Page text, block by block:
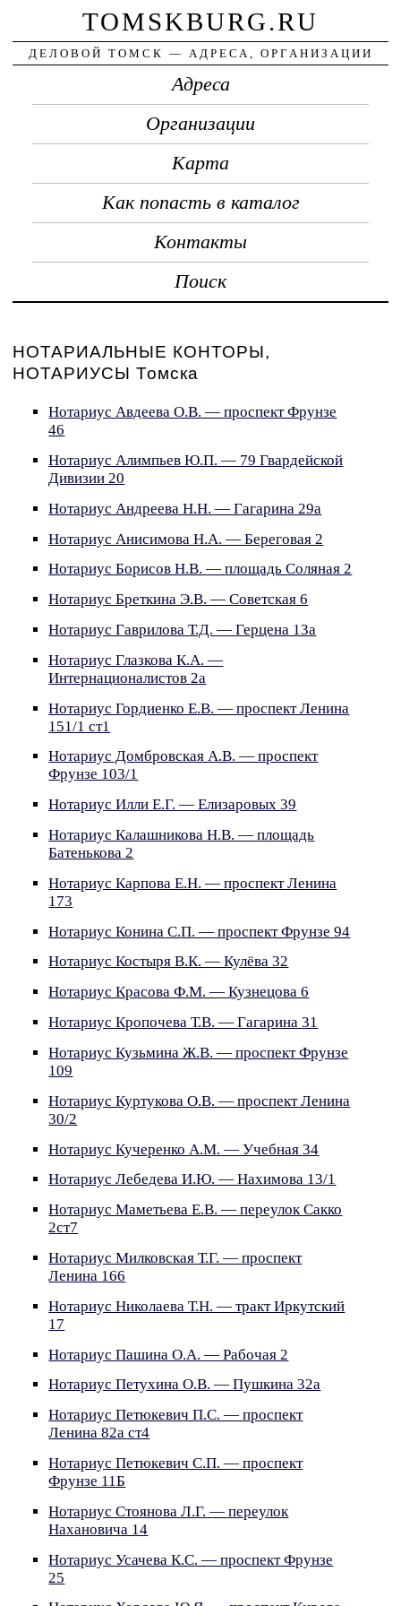
TOMSKBURG.RU
ДЕЛОВОЙ ТОМСК — АДРЕСА, ОРГАНИЗАЦИИ
Адреса
Организации
Карта
Как попасть в каталог
Контакты
Поиск
НОТАРИАЛЬНЫЕ КОНТОРЫ,
НОТАРИУСЫ Томска
Нотариус Авдеева О.В. — проспект Фрунзе
46
Нотариус Алимпьев Ю.П. — 79 Гвардейской
Дивизии 20
Нотариус Андреева Н.Н. — Гагарина 29а
Нотариус Анисимова Н.А. — Береговая 2
Нотариус Борисов Н.В. — площадь Соляная 2
Нотариус Бреткина Э.В. — Советская 6
Нотариус Гаврилова Т.Д. — Герцена 13а
Нотариус Глазкова К.А. —
Интернационалистов 2а
Нотариус Гордиенко Е.В. — проспект Ленина
151/1 ст1
Нотариус Домбровская А.В. — проспект
Фрунзе 103/1
Нотариус Илли Е.Г. — Елизаровых 39
Нотариус Калашникова Н.В. — площадь
Батенькова 2
Нотариус Карпова Е.Н. — проспект Ленина
173
Нотариус Конина С.П. — проспект Фрунзе 94
Нотариус Костыря В.К. — Кулёва 32
Нотариус Красова Ф.М. — Кузнецова 6
Нотариус Кропочева Т.В. — Гагарина 31
Нотариус Кузьмина Ж.В. — проспект Фрунзе
109
Нотариус Куртукова О.В. — проспект Ленина
30/2
Нотариус Кучеренко А.М. — Учебная 34
Нотариус Лебедева И.Ю. — Нахимова 13/1
Нотариус Маметьева Е.В. — переулок Сакко
2ст7
Нотариус Милковская Т.Г. — проспект
Ленина 166
Нотариус Николаева Т.Н. — тракт Иркутский
17
Нотариус Пашина О.А. — Рабочая 2
Нотариус Петухина О.В. — Пушкина 32а
Нотариус Петюкевич П.С. — проспект
Ленина 82а ст4
Нотариус Петюкевич С.П. — проспект
Фрунзе 11Б
Нотариус Стоянова Л.Г. — переулок
Нахановича 14
Нотариус Усачева К.С. — проспект Фрунзе
25